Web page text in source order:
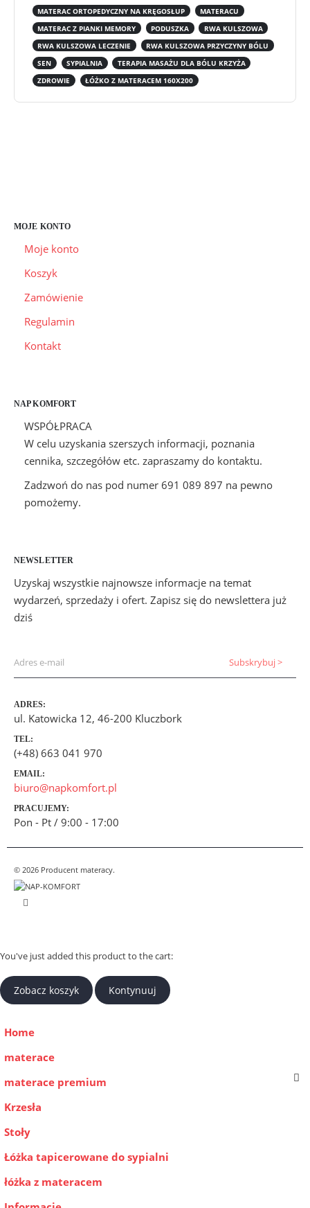
MATERAC ORTOPEDYCZNY NA KRĘGOSŁUP
MATERACU
MATERAC Z PIANKI MEMORY
PODUSZKA
RWA KULSZOWA
RWA KULSZOWA LECZENIE
RWA KULSZOWA PRZYCZYNY BÓLU
SEN
SYPIALNIA
TERAPIA MASAŻU DLA BÓLU KRZYŻA
ZDROWIE
ŁÓŻKO Z MATERACEM 160X200
MOJE KONTO
Moje konto
Koszyk
Zamówienie
Regulamin
Kontakt
NAP KOMFORT
WSPÓŁPRACA
W celu uzyskania szerszych informacji, poznania
cennika, szczegółów etc. zapraszamy do kontaktu.
Zadzwoń do nas pod numer 691 089 897 na pewno
pomożemy.
NEWSLETTER
Uzyskaj wszystkie najnowsze informacje na temat
wydarzeń, sprzedaży i ofert. Zapisz się do newslettera już
dziś
ADRES:
ul. Katowicka 12, 46-200 Kluczbork
TEL:
(+48) 663 041 970
EMAIL:
biuro@napkomfort.pl
PRACUJEMY:
Pon - Pt / 9:00 - 17:00
© 2026 Producent materacy.
You've just added this product to the cart:
Zobacz koszyk Kontynuuj
Home
materace
materace premium
Krzesła
Stoły
Łóżka tapicerowane do sypialni
łóżka z materacem